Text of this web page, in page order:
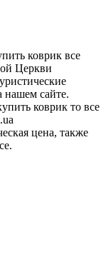
коврик все
Церкви
нашем сайте.
коврик то все
цена, также